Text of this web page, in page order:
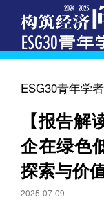
ESG30青年学
【报告
企在绿色
探索与价
2025-07-09